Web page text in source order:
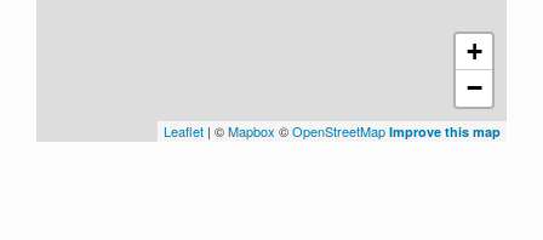
+
−
Leaflet | ©Mapbox ©OpenStreetMap Improve this map